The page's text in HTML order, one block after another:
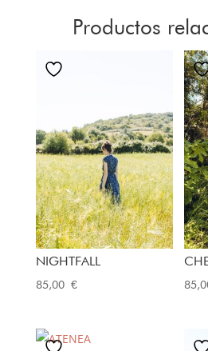
Productos
NIGHTFALL
85,00 €